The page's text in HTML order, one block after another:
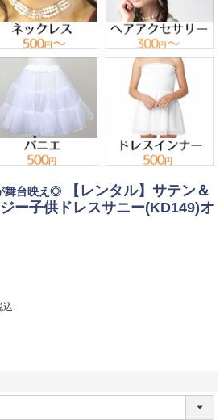
舞台映え◎
【レンタル】サテン＆
ー子供ドレスサニー(KD149)オ
込